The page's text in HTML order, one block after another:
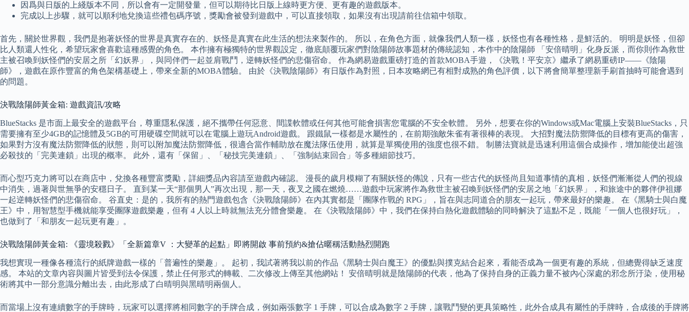
因爲與日版的上綫版本不同，所以會有一定開發量，但可以期待比日版上線時更方便、更有趣的遊戲版本。
完成以上步驟，就可以順利地兌換這些禮包碼序號，獎勵會被發到遊戲中，可以直接領取，如果沒有出現請前往信箱中領取。
首先，關於世界觀，我們是抱著妖怪的世界是真實存在的、妖怪是真實在此生活的想法來製作的。 所以，在角色方面，就像我們人類一樣，妖怪也有各種性格，是鮮活的。 明明是妖怪，但卻
比人類還人性化，希望玩家會喜歡這種感覺的角色。 本作擁有極獨特的世界觀設定，徹底顛覆玩家們對陰陽師故事題材的傳統認知，本作中的陰陽師 「安倍晴明」化身反派，而你則作為救世
主被召喚到妖怪們的安居之所「幻妖界」，與同伴們一起並肩戰鬥，逆轉妖怪們的悲傷宿命。 作為網易遊戲重磅打造的首款MOBA手遊，《決戰！平安京》繼承了網易重磅IP——《陰陽
師》，遊戲在原作豐富的角色架構基礎上，帶來全新的MOBA體驗。 由於《決戰陰陽師》有日版作為對照，日本攻略網已有相對成熟的角色評價，以下將會簡單整理新手刷首抽時可能會遇到
的問題。
決戰陰陽師黃金箱: 遊戲資訊/攻略
BlueStacks 是市面上最安全的遊戲平台，尊重隱私保護，絕不攜帶任何惡意、間諜軟體或任何其他可能會損害您電腦的不安全軟體。 另外，想要在你的Windows或Mac電腦上安裝BlueStacks，只
需要擁有至少4GB的記憶體及5GB的可用硬碟空間就可以在電腦上遊玩Android遊戲。 跟鐵鼠一樣都是水屬性的，在前期強敵朱雀有著很棒的表現。 大招對魔法防禦降低的目標有更高的傷害，
如果對方沒有魔法防禦降低的狀態，則可以附加魔法防禦降低，很適合當作輔助放在魔法隊伍使用，就算是單獨使用的強度也很不錯。 制勝法寶就是迅速利用這個合成操作，增加能使出超強
必殺技的「完美連鎖」出現的概率。 此外，還有「保留」、「秘技完美連鎖」、「強制結束回合」等多種細節技巧。
而心型巧克力將可以在商店中，兌換各種豐富獎勵，詳細獎品內容請至遊戲內確認。 漫長的歲月模糊了有關妖怪的傳說，只有一些古代的妖怪尚且知道事情的真相，妖怪們漸漸從人們的視線
中消失，過著與世無爭的安穩日子。 直到某一天“那個男人”再次出現，那一天，夜叉之國在燃燒……遊戲中玩家將作為救世主被召喚到妖怪們的安居之地「幻妖界」，和旅途中的夥伴伊祖娜
一起逆轉妖怪們的悲傷宿命。 谷直史：是的，我所有的熱門遊戲包含《決戰陰陽師》在內其實都是「團隊作戰的 RPG」，旨在與志同道合的朋友一起玩，帶來最好的樂趣。 在《黑騎士與白魔
王》中，用智慧型手機就能享受團隊遊戲樂趣，但有 4 人以上時就無法充分體會樂趣。 在《決戰陰陽師》中，我們在保持白熱化遊戲體驗的同時解決了這點不足，既能「一個人也很好玩」，
也做到了「和朋友一起玩更有趣」。
決戰陰陽師黃金箱: 《靈境殺戮》「全新篇章V ：大變革的起點」即將開啟 事前預約&搶佔暱稱活動熱烈開跑
我想實現一種像各種流行的紙牌遊戲一樣的「普遍性的樂趣」。 起初，我試著將我以前的作品《黑騎士與白魔王》的優點與撲克結合起來，看能否成為一個更有趣的系統，但總覺得缺乏速度
感。 本站的文章內容與圖片皆受到法令保護，禁止任何形式的轉載、二次修改上傳至其他網站！ 安倍晴明就是陰陽師的代表，他為了保持自身的正義力量不被內心深處的邪念所汙染，使用秘
術將其中一部分意識分離出去，由此形成了白晴明與黑晴明兩個人。
而當場上沒有連續數字的手牌時，玩家可以選擇將相同數字的手牌合成，例如兩張數字 1 手牌，可以合成為數字 2 手牌，讓戰鬥變的更具策略性，此外合成具有屬性的手牌時，合成後的手牌將